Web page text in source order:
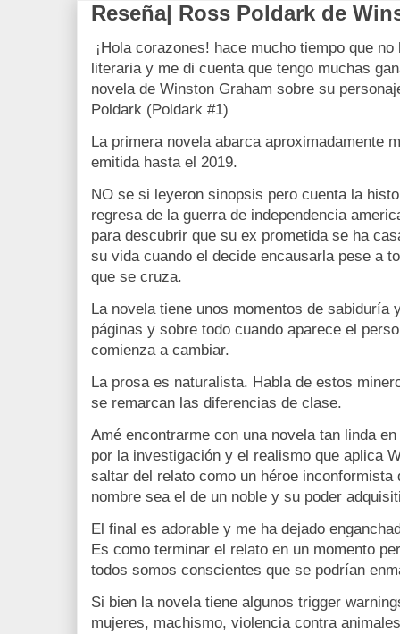
Reseña| Ross Poldark de
¡Hola corazones! hace mucho tiempo que
literaria y me di cuenta que tengo muchas
novela de Winston Graham sobre su
Poldark (Poldark #1)
La primera novela abarca aproximadamente
emitida hasta el 2019.
NO se si leyeron sinopsis pero cuenta la
regresa de la guerra de independencia
para descubrir que su ex prometida se ha
su vida cuando el decide encausarla pese a
que se cruza.
La novela tiene unos momentos de sabiduría
páginas y sobre todo cuando aparece el
comienza a cambiar.
La prosa es naturalista. Habla de estos
se remarcan las diferencias de clase.
Amé encontrarme con una novela tan linda
por la investigación y el realismo que aplica
saltar del relato como un héroe inconformista
nombre sea el de un noble y su poder
El final es adorable y me ha dejado
Es como terminar el relato en un momento
todos somos conscientes que se podrían
Si bien la novela tiene algunos trigger
mujeres, machismo, violencia contra